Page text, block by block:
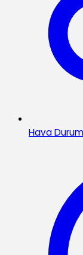
Hava